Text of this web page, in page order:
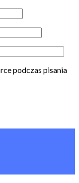
podczas pisania